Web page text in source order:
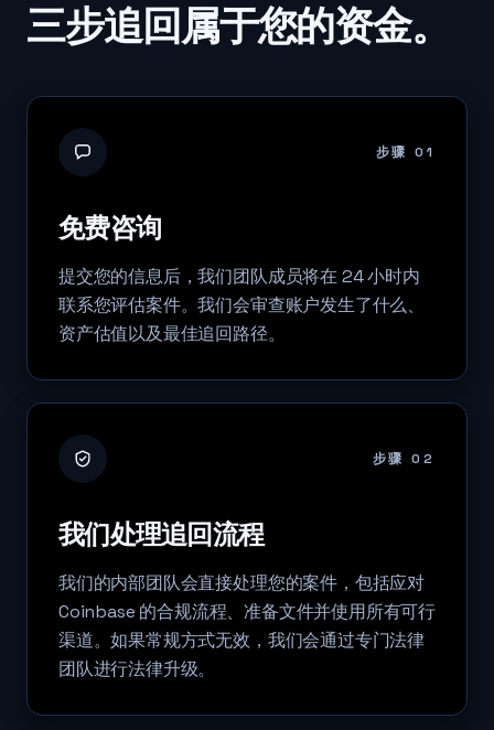
三步追回属于您的资金。
步骤 01
免费咨询
提交您的信息后，我们团队成员将在 24 小时内
联系您评估案件。我们会审查账户发生了什么、
资产估值以及最佳追回路径。
步骤 02
我们处理追回流程
我们的内部团队会直接处理您的案件，包括应对
Coinbase 的合规流程、准备文件并使用所有可行
渠道。如果常规方式无效，我们会通过专门法律
团队进行法律升级。